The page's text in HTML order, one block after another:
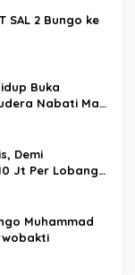
SAL 2 Bungo ke
Buka
Nabati Mas
Demi
Jt Per Lobang
Muhammad